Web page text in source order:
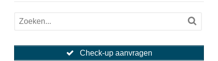
Check-up aanvragen